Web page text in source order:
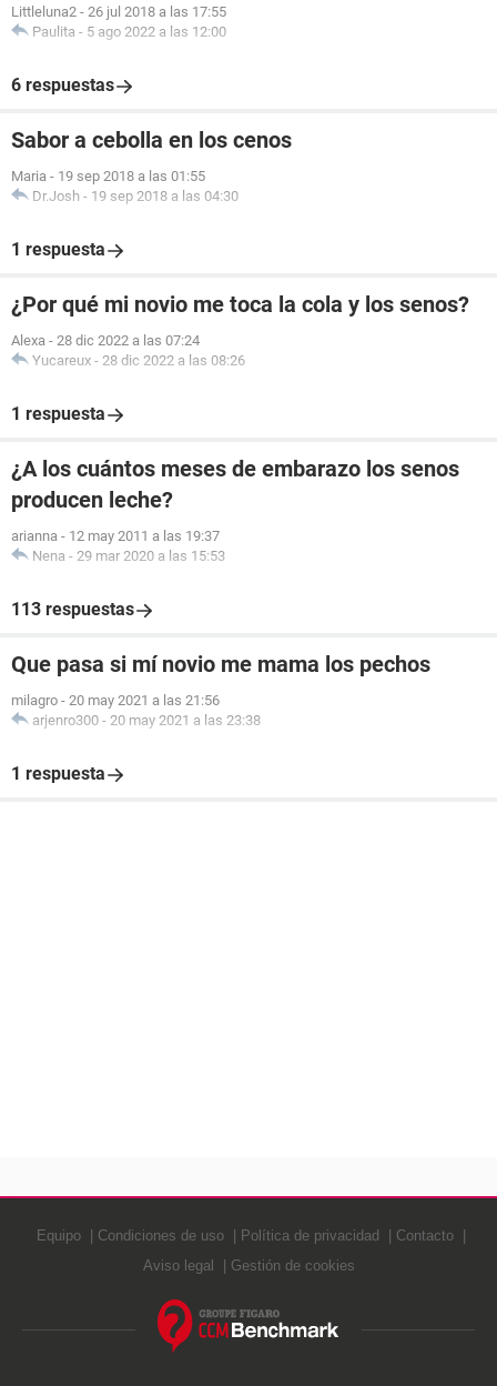
Littleluna2 - 26 jul 2018 a las 17:55
Paulita - 5 ago 2022 a las 12:00
6 respuestas
Sabor a cebolla en los cenos
Maria - 19 sep 2018 a las 01:55
Dr.Josh - 19 sep 2018 a las 04:30
1 respuesta
¿Por qué mi novio me toca la cola y los senos?
Alexa - 28 dic 2022 a las 07:24
Yucareux - 28 dic 2022 a las 08:26
1 respuesta
¿A los cuántos meses de embarazo los senos
producen leche?
arianna - 12 may 2011 a las 19:37
Nena - 29 mar 2020 a las 15:53
113 respuestas
Que pasa si mí novio me mama los pechos
milagro - 20 may 2021 a las 21:56
arjenro300 - 20 may 2021 a las 23:38
1 respuesta
Equipo Condiciones de uso Política de privacidad
Contacto
Aviso legal
Gestión de cookies